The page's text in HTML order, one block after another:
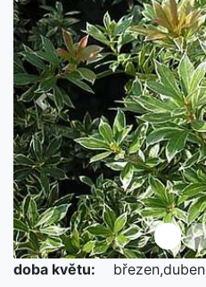
Předchozí
doba květu:
březen,duben